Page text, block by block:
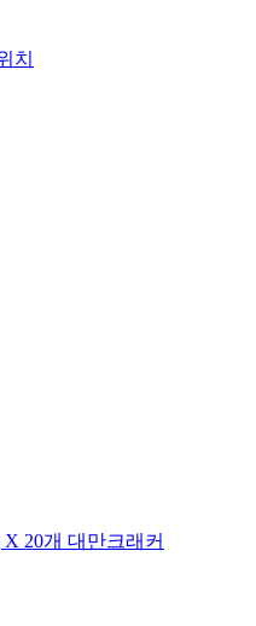
치
20개 대만크래커